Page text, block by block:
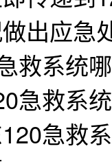
出应急
救系统
急救系
急救